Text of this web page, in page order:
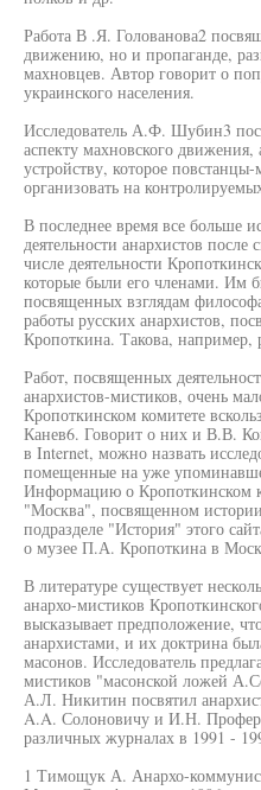
Работа В .Я. Голованова2
движению, но и пропаганде,
махновцев. Автор говорит о
украинского населения.
Исследователь А.Ф. Шубин3
аспекту махновского
устройству, которое
организовать на
В последнее время все больше
деятельности анархистов
числе деятельности
которые были его членами. Им
посвященных взглядам
работы русских анархистов,
Кропоткина. Такова,
Работ, посвященных
анархистов-мистиков, очень
Кропоткинском комитете
Канев6. Говорит о них и В.В.
в Internet, можно назвать
помещенные на уже
Информацию о Кропоткинском
"Москва", посвященном
подразделе "История" этого
о музее П.А. Кропоткина в
В литературе существует
анархо-мистиков
высказывает предположение,
анархистами, и их доктрина
масонов. Исследователь
мистиков "масонской ложей
А.Л. Никитин посвятил
A.A. Солоновичу и И.Н.
различных журналах в 1991 -
1 Тимощук А. Анархо-